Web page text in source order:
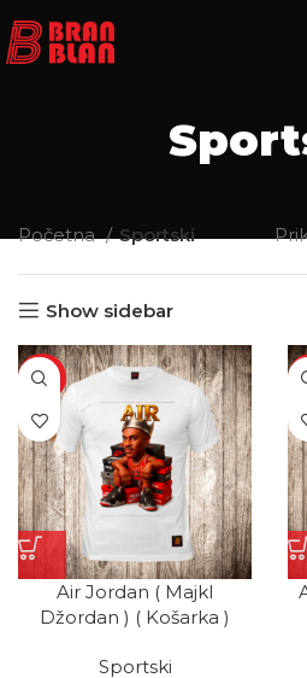
Početna Sportski
Show sidebar
SALE
Air Jordan ( Majkl
Džordan ) ( Košarka )
Sportski